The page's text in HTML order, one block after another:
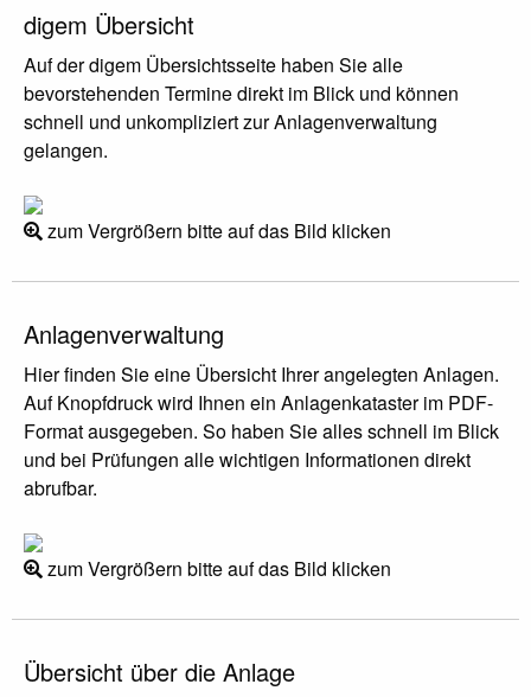
digem Übersicht
Auf der digem Übersichtsseite haben Sie alle
bevorstehenden Termine direkt im Blick und können
schnell und unkompliziert zur Anlagenverwaltung
gelangen.
zum Vergrößern bitte auf das Bild klicken
Anlagenverwaltung
Hier finden Sie eine Übersicht Ihrer angelegten Anlagen.
Auf Knopfdruck wird Ihnen ein Anlagenkataster im PDF-
Format ausgegeben. So haben Sie alles schnell im Blick
und bei Prüfungen alle wichtigen Informationen direkt
abrufbar.
zum Vergrößern bitte auf das Bild klicken
Übersicht über die Anlage